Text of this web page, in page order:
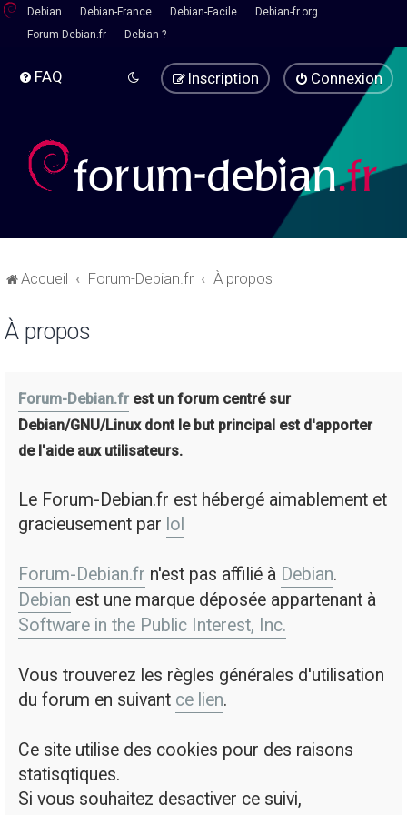
Debian Debian-France Debian-Facile
Debian-fr.org
Forum-Debian.fr
Debian ?
FAQ Connexion
Inscription
Accueil Forum-Debian.fr À propos
À propos
Forum-Debian.fr est un forum centré sur
Debian/GNU/Linux dont le but principal est d'apporter
de l'aide aux utilisateurs.
Le Forum-Debian.fr est hébergé aimablement et
gracieusement par lol
Forum-Debian.fr n'est pas affilié à Debian.
Debian est une marque déposée appartenant à
Software in the Public Interest, Inc.
Vous trouverez les règles générales d'utilisation
du forum en suivant ce lien.
Ce site utilise des cookies pour des raisons
statisqtiques.
Si vous souhaitez desactiver ce suivi,